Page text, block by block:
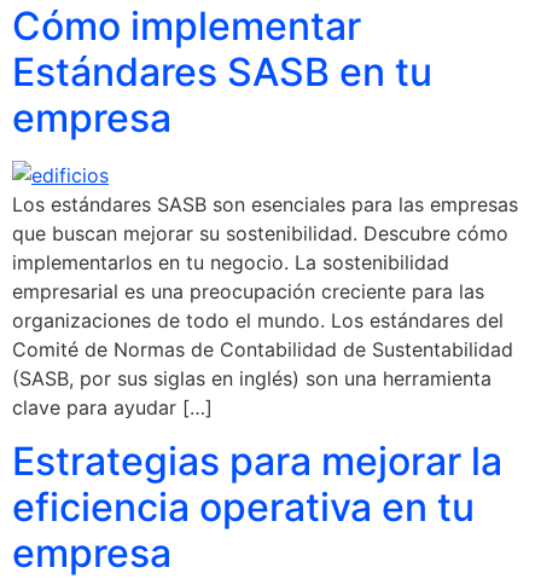
Cómo implementar
Estándares SASB en tu
empresa
Los estándares SASB son esenciales para las empresas
que buscan mejorar su sostenibilidad. Descubre cómo
implementarlos en tu negocio. La sostenibilidad
empresarial es una preocupación creciente para las
organizaciones de todo el mundo. Los estándares del
Comité de Normas de Contabilidad de Sustentabilidad
(SASB, por sus siglas en inglés) son una herramienta
clave para ayudar […]
Estrategias para mejorar la
eficiencia operativa en tu
empresa